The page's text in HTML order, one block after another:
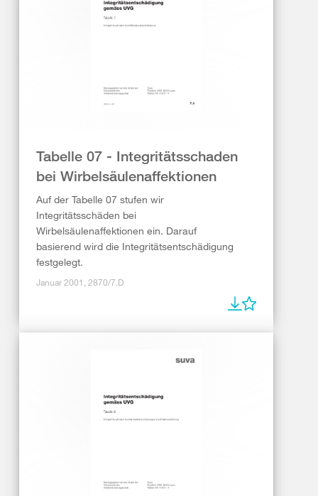
Tabelle 07 - Integritätsschaden
bei Wirbelsäulenaffektionen
Auf der Tabelle 07 stufen wir
Integritätsschäden bei
Wirbelsäulenaffektionen ein. Darauf
basierend wird die Integritätsentschädigung
festgelegt.
Januar 2001, 2870/7.D